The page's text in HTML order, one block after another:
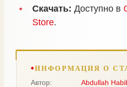
Скачать: Доступно в
Store.
ИНФОРМАЦИЯ О
Автор:
Abdullah